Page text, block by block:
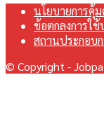
นโยบายการคุ้
ข้อตกลงการใช้
สถานประกอบ
© Copyright -